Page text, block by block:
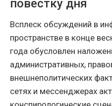
повестку дня
Всплеск обсуждений в
пространстве в конце
года обусловлен
административных,
внешнеполитических
сетях и мессенджерах